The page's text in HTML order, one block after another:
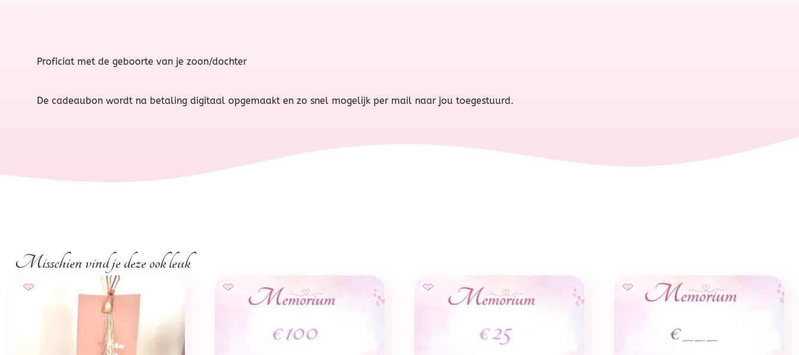
Proficiat met de geboorte van je zoon/dochter
De cadeaubon wordt na betaling digitaal opgemaakt en zo snel mogelijk per mail naar jou toegestuurd.
Misschien vind je deze ook leuk